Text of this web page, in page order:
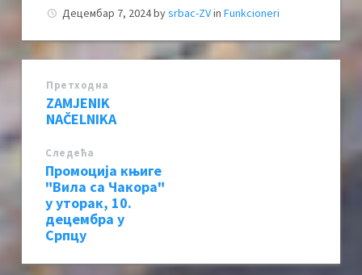
Децембар 7, 2024bysrbac-ZVin Funkcioneri
Претходна
ZAMJENIK
NAČELNIKA
Следећa
Промоција књиге
"Вила са Чакора"
у уторак, 10.
децембра у
Српцу